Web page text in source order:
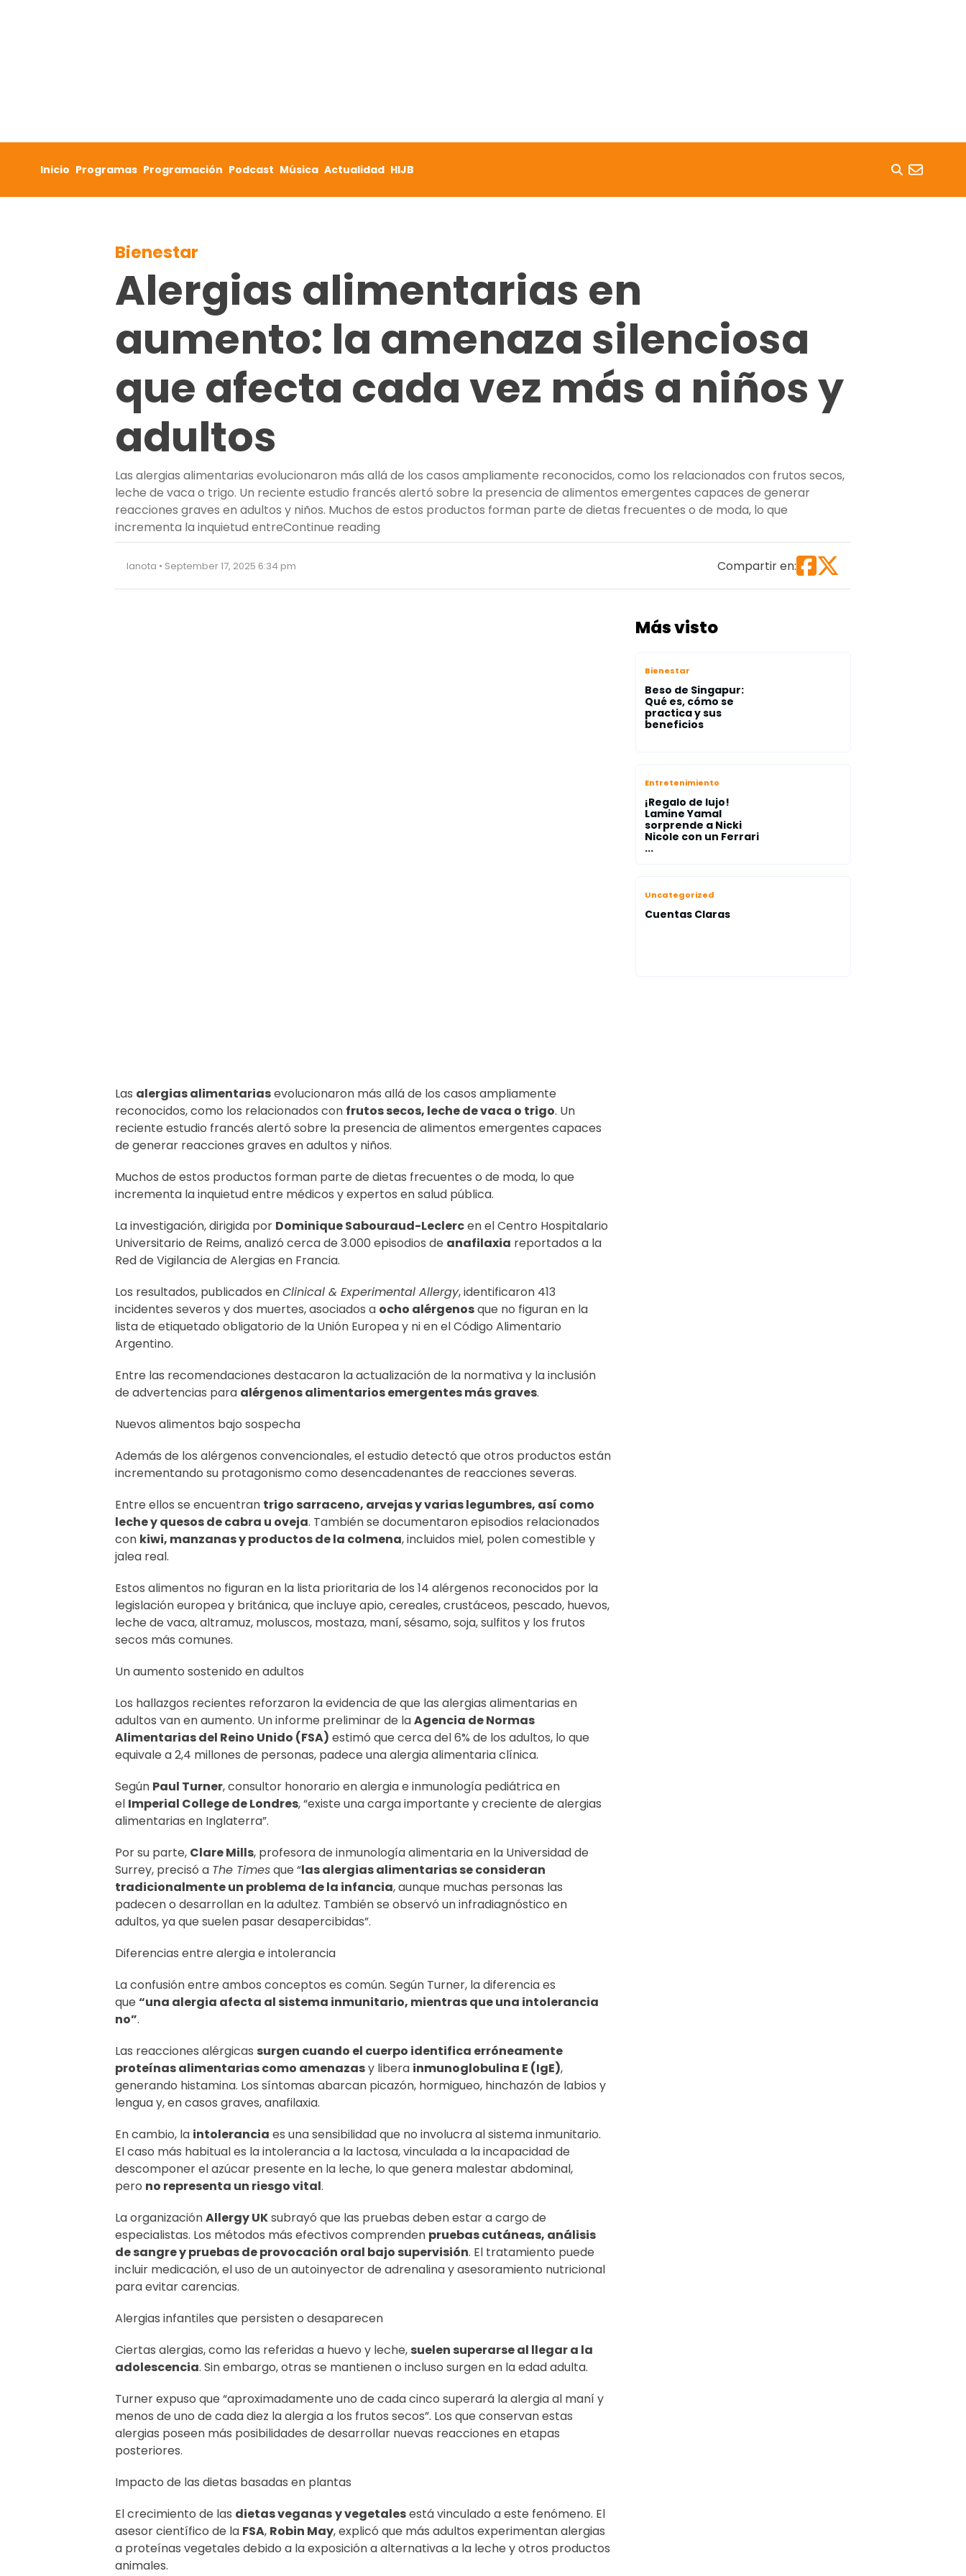
Inicio Programas Programación Podcast Música Actualidad HIJB
Bienestar
Alergias alimentarias en
aumento: la amenaza silenciosa
que afecta cada vez más a niños y
adultos
Las alergias alimentarias evolucionaron más allá de los casos ampliamente reconocidos, como los relacionados con frutos secos,
leche de vaca o trigo. Un reciente estudio francés alertó sobre la presencia de alimentos emergentes capaces de generar
reacciones graves en adultos y niños. Muchos de estos productos forman parte de dietas frecuentes o de moda, lo que
incrementa la inquietud entreContinue reading
lanota • September 17, 2025 6:34 pm Compartir en:
Las alergias alimentariasevolucionaron más allá de los casos ampliamente
reconocidos, como los relacionados con frutos secos, leche de vaca o trigo. Un
reciente estudio francés alertó sobre la presencia de alimentos emergentes capaces
de generar reacciones graves en adultos y niños.
Muchos de estos productos forman parte de dietas frecuentes o de moda, lo que
incrementa la inquietud entre médicos y expertos en salud pública.
La investigación, dirigida por Dominique Sabouraud-Leclercen el Centro Hospitalario
Universitario de Reims, analizó cerca de 3.000 episodios de anafilaxia reportados a la
Red de Vigilancia de Alergias en Francia.
Los resultados, publicados enClinical & Experimental Allergy, identificaron 413
incidentes severos y dos muertes, asociados a ocho alérgenosque no figuran en la
lista de etiquetado obligatorio de la Unión Europea y ni en el Código Alimentario
Argentino.
Entre las recomendaciones destacaron la actualización de la normativa y la inclusión
de advertencias para alérgenos alimentarios emergentes más graves.
Nuevos alimentos bajo sospecha
Además de los alérgenos convencionales, el estudio detectó que otros productos están
incrementando su protagonismo como desencadenantes de reacciones severas.
Entre ellos se encuentran trigo sarraceno, arvejas y varias legumbres, así como
leche y quesos de cabra u oveja. También se documentaron episodios relacionados
con kiwi, manzanas y productos de la colmena, incluidos miel, polen comestible y
jalea real.
Estos alimentos no figuran en la lista prioritaria de los 14 alérgenos reconocidos por la
legislación europea y británica, que incluye apio, cereales, crustáceos, pescado, huevos,
leche de vaca, altramuz, moluscos, mostaza, maní, sésamo, soja, sulfitos y los frutos
secos más comunes.
Un aumento sostenido en adultos
Los hallazgos recientes reforzaron la evidencia de que las alergias alimentarias en
adultos van en aumento. Un informe preliminar de laAgencia de Normas
Alimentarias del Reino Unido (FSA) estimó que cerca del 6% de los adultos, lo que
equivale a 2,4 millones de personas, padece una alergia alimentaria clínica.
Según Paul Turner, consultor honorario en alergia e inmunología pediátrica en
el Imperial College de Londres, “existe una carga importante y creciente de alergias
alimentarias en Inglaterra”.
Por su parte, Clare Mills, profesora de inmunología alimentaria en la Universidad de
Surrey, precisó a The Timesque “las alergias alimentarias se consideran
tradicionalmente un problema de la infancia, aunque muchas personas las
padecen o desarrollan en la adultez. También se observó un infradiagnóstico en
adultos, ya que suelen pasar desapercibidas”.
Diferencias entre alergia e intolerancia
La confusión entre ambos conceptos es común. Según Turner, la diferencia es
que “una alergia afecta al sistema inmunitario, mientras que una intolerancia
no”.
Las reacciones alérgicas surgen cuando el cuerpo identifica erróneamente
proteínas alimentarias como amenazasy libera inmunoglobulina E (IgE),
generando histamina. Los síntomas abarcan picazón, hormigueo, hinchazón de labios y
lengua y, en casos graves, anafilaxia.
En cambio, la intolerancia es una sensibilidad que no involucra al sistema inmunitario.
El caso más habitual es la intolerancia a la lactosa, vinculada a la incapacidad de
descomponer el azúcar presente en la leche, lo que genera malestar abdominal,
pero no representa un riesgo vital.
La organizaciónAllergy UKsubrayó que las pruebas deben estar a cargo de
especialistas. Los métodos más efectivos comprenden pruebas cutáneas, análisis
de sangre y pruebas de provocación oral bajo supervisión. El tratamiento puede
incluir medicación, el uso de un autoinyector de adrenalina y asesoramiento nutricional
para evitar carencias.
Alergias infantiles que persisten o desaparecen
Ciertas alergias, como las referidas a huevo y leche, suelen superarse al llegar a la
adolescencia. Sin embargo, otras se mantienen o incluso surgen en la edad adulta.
Turner expuso que “aproximadamente uno de cada cinco superará la alergia al maní y
menos de uno de cada diez la alergia a los frutos secos”. Los que conservan estas
alergias poseen más posibilidades de desarrollar nuevas reacciones en etapas
posteriores.
Impacto de las dietas basadas en plantas
El crecimiento de las dietas veganasy vegetalesestá vinculado a este fenómeno. El
asesor científico de la FSA, Robin May, explicó que más adultos experimentan alergias
a proteínas vegetales debido a la exposición a alternativas a la leche y otros productos
animales.
Más visto
Bienestar
Beso de Singapur:
Qué es, cómo se
practica y sus
beneficios
Entretenimiento
¡Regalo de lujo!
Lamine Yamal
sorprende a Nicki
Nicole con un Ferrari
...
Uncategorized
Cuentas Claras